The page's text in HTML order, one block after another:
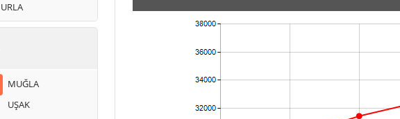
URLA
MUĞLA
UŞAK